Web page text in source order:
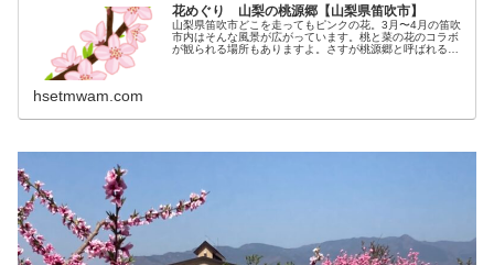
花めぐり 山梨の桃源郷【山梨県笛吹市】
山梨県笛吹市どこを走ってもピンクの花。3月〜4月の笛吹
市内はそんな風景が広がっています。桃と菜の花のコラボ
が観られる場所もありますよ。さすが桃源郷と呼ばれるだ
hsetmwam.com